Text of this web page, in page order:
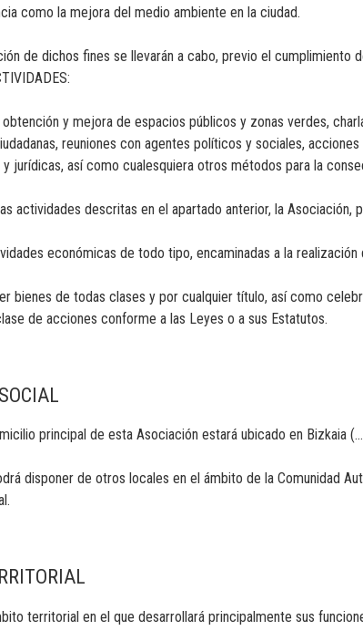
como la mejora del medio ambiente en la ciudad.
de dichos fines se llevarán a cabo, previo el cumplimiento
y mejora de espacios públicos y zonas verdes,
reuniones con agentes políticos y sociales,
jurídicas, así como cualesquiera otros métodos para la
actividades descritas en el apartado anterior, la Asociación,
económicas de todo tipo, encaminadas a la
bienes de todas clases y por cualquier título, así como
de acciones conforme a las Leyes o a sus Estatutos.
principal de esta Asociación estará ubicado en Bizkaia
disponer de otros locales en el ámbito de la Comunidad
territorial en el que desarrollará principalmente sus